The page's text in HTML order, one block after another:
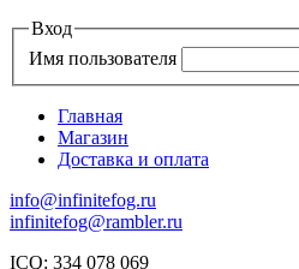
Вход
Имя пользователя
Главная
Магазин
Доставка и оплата
info@infinitefog.ru
infinitefog@rambler.ru
ICQ: 334 078 069